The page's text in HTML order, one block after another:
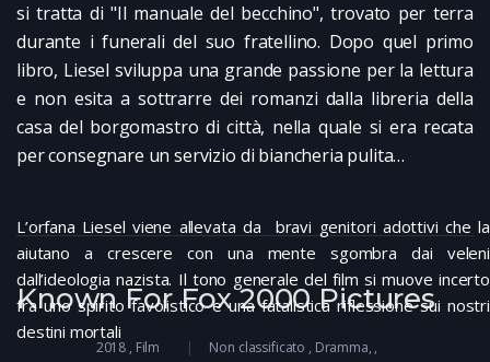
si tratta di "Il manuale del becchino", trovato per terra
durante i funerali del suo fratellino. Dopo quel primo
libro, Liesel sviluppa una grande passione per la lettura
e non esita a sottrarre dei romanzi dalla libreria della
casa del borgomastro di città, nella quale si era recata
per consegnare un servizio di biancheria pulita…
L’orfana Liesel viene allevata da bravi genitori adottivi che la
aiutano a crescere con una mente sgombra dai veleni
dall’ideologia nazista. Il tono generale del film si muove incerto
fra uno spirito favolistico e una fatalistica riflessione sui nostri
destini mortali
Known For Fox 2000 Pictures
2018 Film Non classificato Dramma